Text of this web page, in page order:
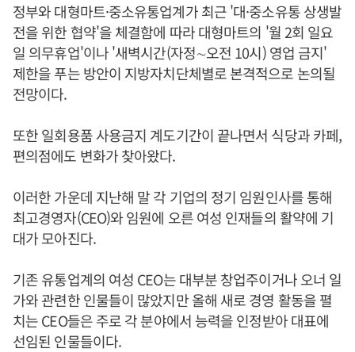
정부와 대형마트·중소유통업계가 최근 '대·중소유통 상생발
전을 위한 협약'을 체결함에 따라 대형마트의 '월 2회 일요
일 의무휴업'이나 '새벽시간(자정∼오전 10시) 영업 금지'
제한을 푸는 방안이 지방자치단체별로 본격적으로 논의될
전망이다.
또한 일회용품 사용금지 계도기간이 끝나면서 식당과 카페,
편의점에도 변화가 찾아왔다.
이러한 가운데 지난해 말 각 기업의 정기 임원인사를 통해
최고경영자(CEO)와 임원에 오른 여성 인재들의 활약에 기
대가 모아진다.
기존 유통업계의 여성 CEO는 대부분 창업주이거나 오너 일
가와 관련한 인물들이 많았지만 올해 새로 경영 활동을 펼
치는 CEO들은 주로 각 분야에서 능력을 인정받아 대표에
선임된 인물들이다.